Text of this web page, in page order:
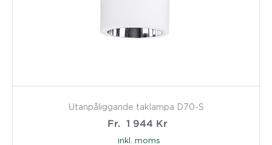
Utanpåliggande taklampa D70-S
Fr.
1 944 Kr
inkl. moms